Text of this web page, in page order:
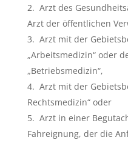
Arzt des
Arzt der öffentlichen
Arzt mit der
„Arbeitsmedizin“ oder
„Betriebsmedizin“,
Arzt mit der
Rechtsmedizin“ oder
Arzt in einer
Fahreignung, der die